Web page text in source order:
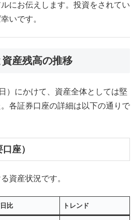
にお伝えします。投資をされてい
いです。
産残高の推移
）にかけて、資産全体としては堅
各証券口座の詳細は以下の通りで
座）
資産状況です。
比 トレンド